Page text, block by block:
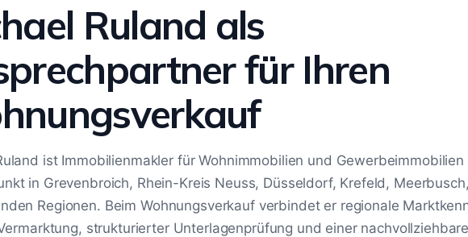
Ruland als
für Ihren
ist Immobilienmakler für Wohnimmobilien und Gewerbeimmobilien
in Grevenbroich, Rhein-Kreis Neuss, Düsseldorf, Krefeld,
Regionen. Beim Wohnungsverkauf verbindet er regionale
strukturierter Unterlagenprüfung und einer